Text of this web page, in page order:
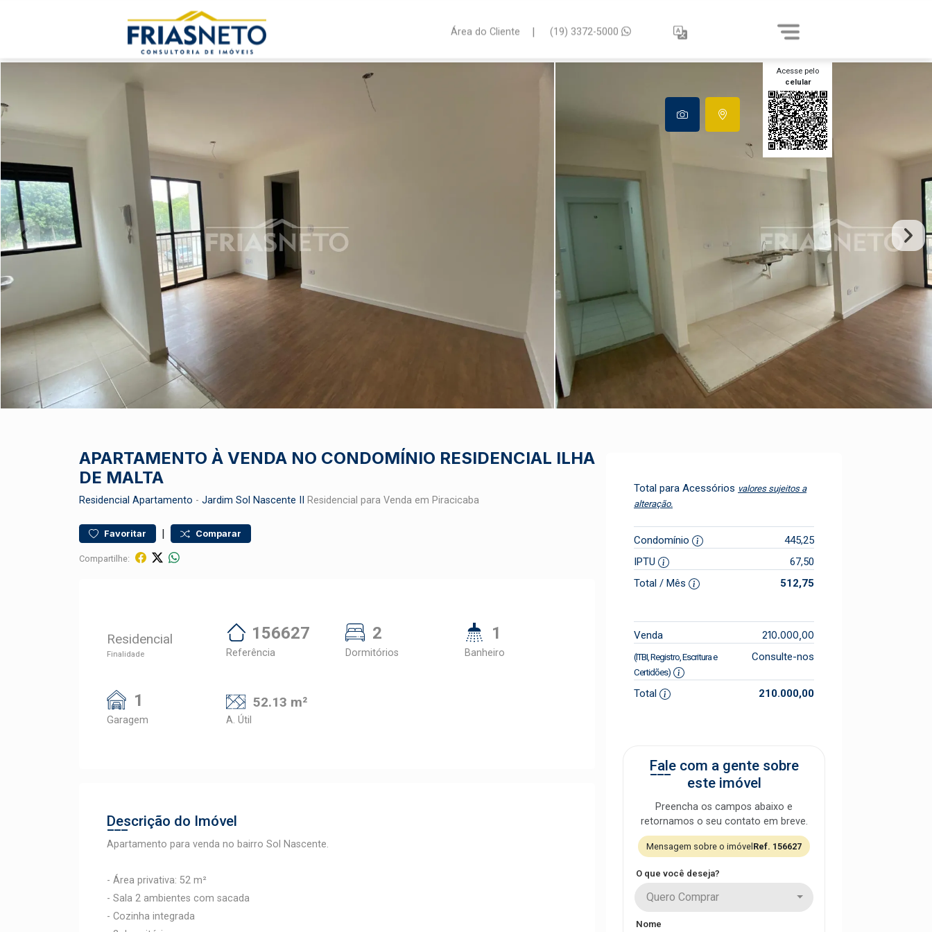
Área do Cliente | (19) 3372-5000
Acesse pelo
celular
APARTAMENTO À VENDA NO CONDOMÍNIO RESIDENCIAL ILHA
DE MALTA
Residencial Apartamento - Jardim Sol Nascente II Residencial para Venda em Piracicaba
Favoritar | Comparar
Compartilhe:
Residencial
Finalidade
156627
Referência
2
Dormitórios
1
Banheiro
1
Garagem
52.13 m²
A. Útil
Descrição do Imóvel
Apartamento para venda no bairro Sol Nascente.
- Área privativa: 52 m²
- Sala 2 ambientes com sacada
- Cozinha integrada
Total para Acessórios valores sujeitos a
alteração.
Condomínio
445,25
IPTU
67,50
Total / Mês
512,75
Venda 210.000,00
(ITBI, Registro, Escritura e
Certidões)
Consulte-nos
Total 210.000,00
Fale com a gente sobre
este imóvel
Preencha os campos abaixo e
retornamos o seu contato em breve.
Mensagem sobre o imóvel Ref. 156627
O que você deseja?
Quero Comprar
Nome